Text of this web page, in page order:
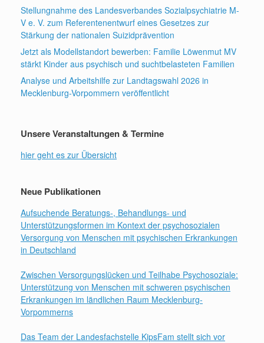
Stellungnahme des Landesverbandes Sozialpsychiatrie M-
V e. V. zum Referentenentwurf eines Gesetzes zur
Stärkung der nationalen Suizidprävention
Jetzt als Modellstandort bewerben: Familie Löwenmut MV
stärkt Kinder aus psychisch und suchtbelasteten Familien
Analyse und Arbeitshilfe zur Landtagswahl 2026 in
Mecklenburg-Vorpommern veröffentlicht
Unsere Veranstaltungen & Termine
hier geht es zur Übersicht
Neue Publikationen
Aufsuchende Beratungs-, Behandlungs- und
Unterstützungsformen im Kontext der psychosozialen
Versorgung von Menschen mit psychischen Erkrankungen
in Deutschland
Zwischen Versorgungslücken und Teilhabe Psychosoziale:
Unterstützung von Menschen mit schweren psychischen
Erkrankungen im ländlichen Raum Mecklenburg-
Vorpommerns
Das Team der Landesfachstelle KipsFam stellt sich vor